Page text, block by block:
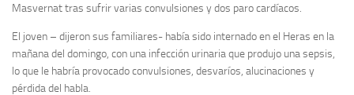
Masvernat tras sufrir varias convulsiones y dos paro cardíacos.
El joven – dijeron sus familiares- había sido internado en el Heras en la
mañana del domingo, con una infección urinaria que produjo una sepsis,
lo que le habría provocado convulsiones, desvaríos, alucinaciones y
pérdida del habla.